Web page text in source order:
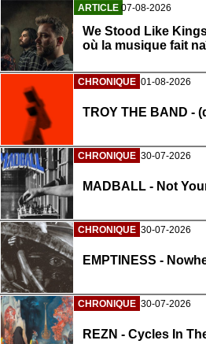
ARTICLE 07-08-2026
We Stood Like
où la musique fait
CHRONIQUE 01-08-2026
TROY THE BAND -
CHRONIQUE 30-07-2026
MADBALL - Not
CHRONIQUE 30-07-2026
EMPTINESS -
CHRONIQUE 30-07-2026
REZN - Cycles In